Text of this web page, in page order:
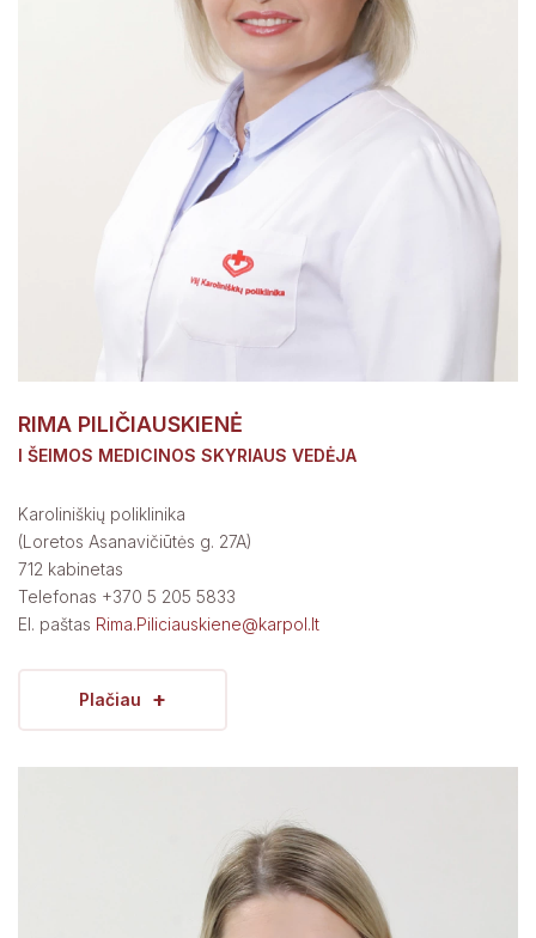
Psichikos sveikatos centras su Psichiatrijos
dienos stacionaru ir Vaikų ir paauglių
psichiatrijos dienos stacionaru
Radiologijos ir funkcinės diagnostikos skyrius
Slaugos ir paliatyviosios pagalbos skyrius
RIMA PILIČIAUSKIENĖ
I ŠEIMOS MEDICINOS SKYRIAUS VEDĖJA
Karoliniškių poliklinika
(Loretos Asanavičiūtės g. 27A)
712 kabinetas
Telefonas +370 5 205 5833
El. paštas Rima.Piliciauskiene@karpol.lt
Plačiau +